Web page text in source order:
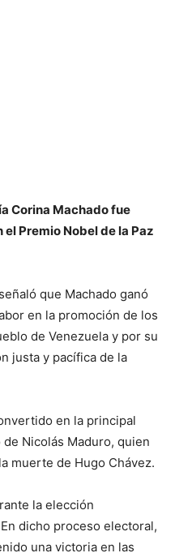
Corina Machado fue
Premio Nobel de la Paz
que Machado ganó
en la promoción de los
de Venezuela y por su
justa y pacífica de la
en la principal
Nicolás Maduro, quien
muerte de Hugo Chávez.
la elección
dicho proceso electoral,
una victoria en las